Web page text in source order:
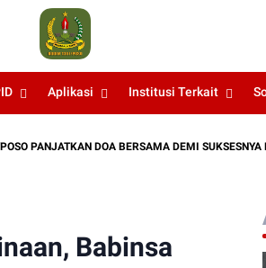
Aplikasi Institusi Terkait
DOA BERSAMA DEMI SUKSESNYA
Babinsa